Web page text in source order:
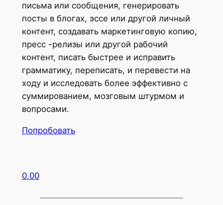
письма или сообщения, генерировать
посты в блогах, эссе или другой личный
контент, создавать маркетинговую копию,
пресс -релизы или другой рабочий
контент, писать быстрее и исправить
грамматику, переписать, и перевести на
ходу и исследовать более эффективно с
суммированием, мозговым штурмом и
вопросами.
Попробовать
0.00